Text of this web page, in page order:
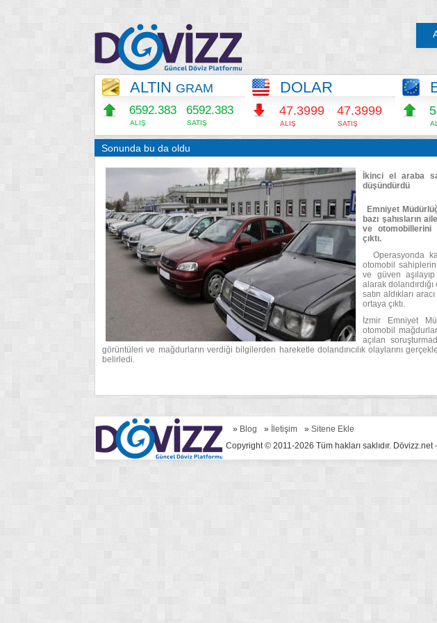
ALTIN GRAM
6592.383
ALIŞ
6592.383
SATIŞ
DOLAR
47.3999
ALIŞ
47.3999
SATIŞ
Sonunda bu da oldu
İkinci el araba
düşündürdü
Emniyet
bazı şahısların
ve otomobillerini
çıktı.
Operasyonda
otomobil
ve güven
alarak
satın aldıkları
ortaya çıktı.
İzmir Emniyet
otomobil
açılan
görüntüleri ve mağdurların verdiği bilgilerden hareketle dolandırıcılık olaylarını
belirledi.
» Blog » İletişim » Sitene Ekle
Copyright © 2011-2026 Tüm hakları saklıdır. Dövizz.net -